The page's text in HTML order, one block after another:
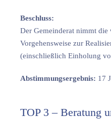
Beschluss:
Der Gemeinderat nimmt
Vorgehensweise zur
(einschließlich Einholung
Abstimmungsergebnis: 17
TOP 3 – Beratung